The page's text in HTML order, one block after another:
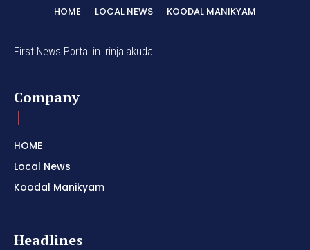
HOME LOCAL NEWS KOODAL MANIKYAM
First News Portal in Irinjalakuda.
Company
HOME
Local News
Koodal Manikyam
Headlines